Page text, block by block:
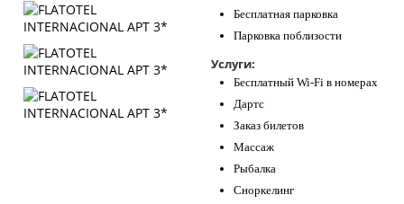
Бесплатная парковка
Парковка поблизости
Услуги:
Бесплатный Wi-Fi в номерах
Дартс
Заказ билетов
Массаж
Рыбалка
Сноркелинг